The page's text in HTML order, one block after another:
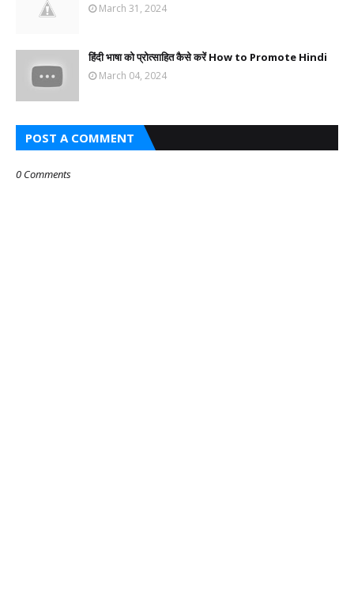
March 31, 2024
हिंदी भाषा को प्रोत्साहित कैसे करें How to Promote Hindi
March 04, 2024
POST A COMMENT
0 Comments